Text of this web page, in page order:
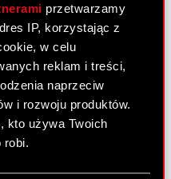
przetwarzamy
IP, korzystając z
w celu
reklam i treści,
naprzeciw
i rozwoju produktów.
kto używa Twoich
robi.
Grupy CD